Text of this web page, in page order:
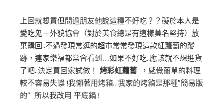
上回就想買但問過朋友他說這種不好吃？？礙於本人是
愛吃鬼＋外貌協會（對於美食總是有這樣莫名堅持）放
棄購回..不過發現常逛的超市常常發現這款紅蘿蔔的蹤
跡，連家樂福都常會看到…如果不好吃..應該就不想進貨
了吧..決定買回家試做！ 烤彩虹蘿蔔 ，感覺簡單的料理
較不容易失誤 !我懶著用烤箱.. 我家的烤箱是那種”簡易版
的” 所以我改用 平底鍋 !